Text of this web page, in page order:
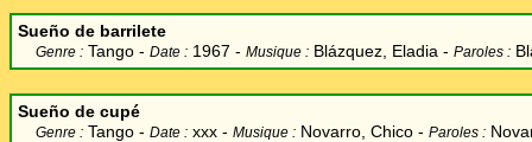
Sueño de barrilete
Genre : Tango - Date : 1967 - Musique : Blázquez, Eladia - Paroles :
Sueño de cupé
Genre : Tango - Date : xxx - Musique : Novarro, Chico - Paroles :